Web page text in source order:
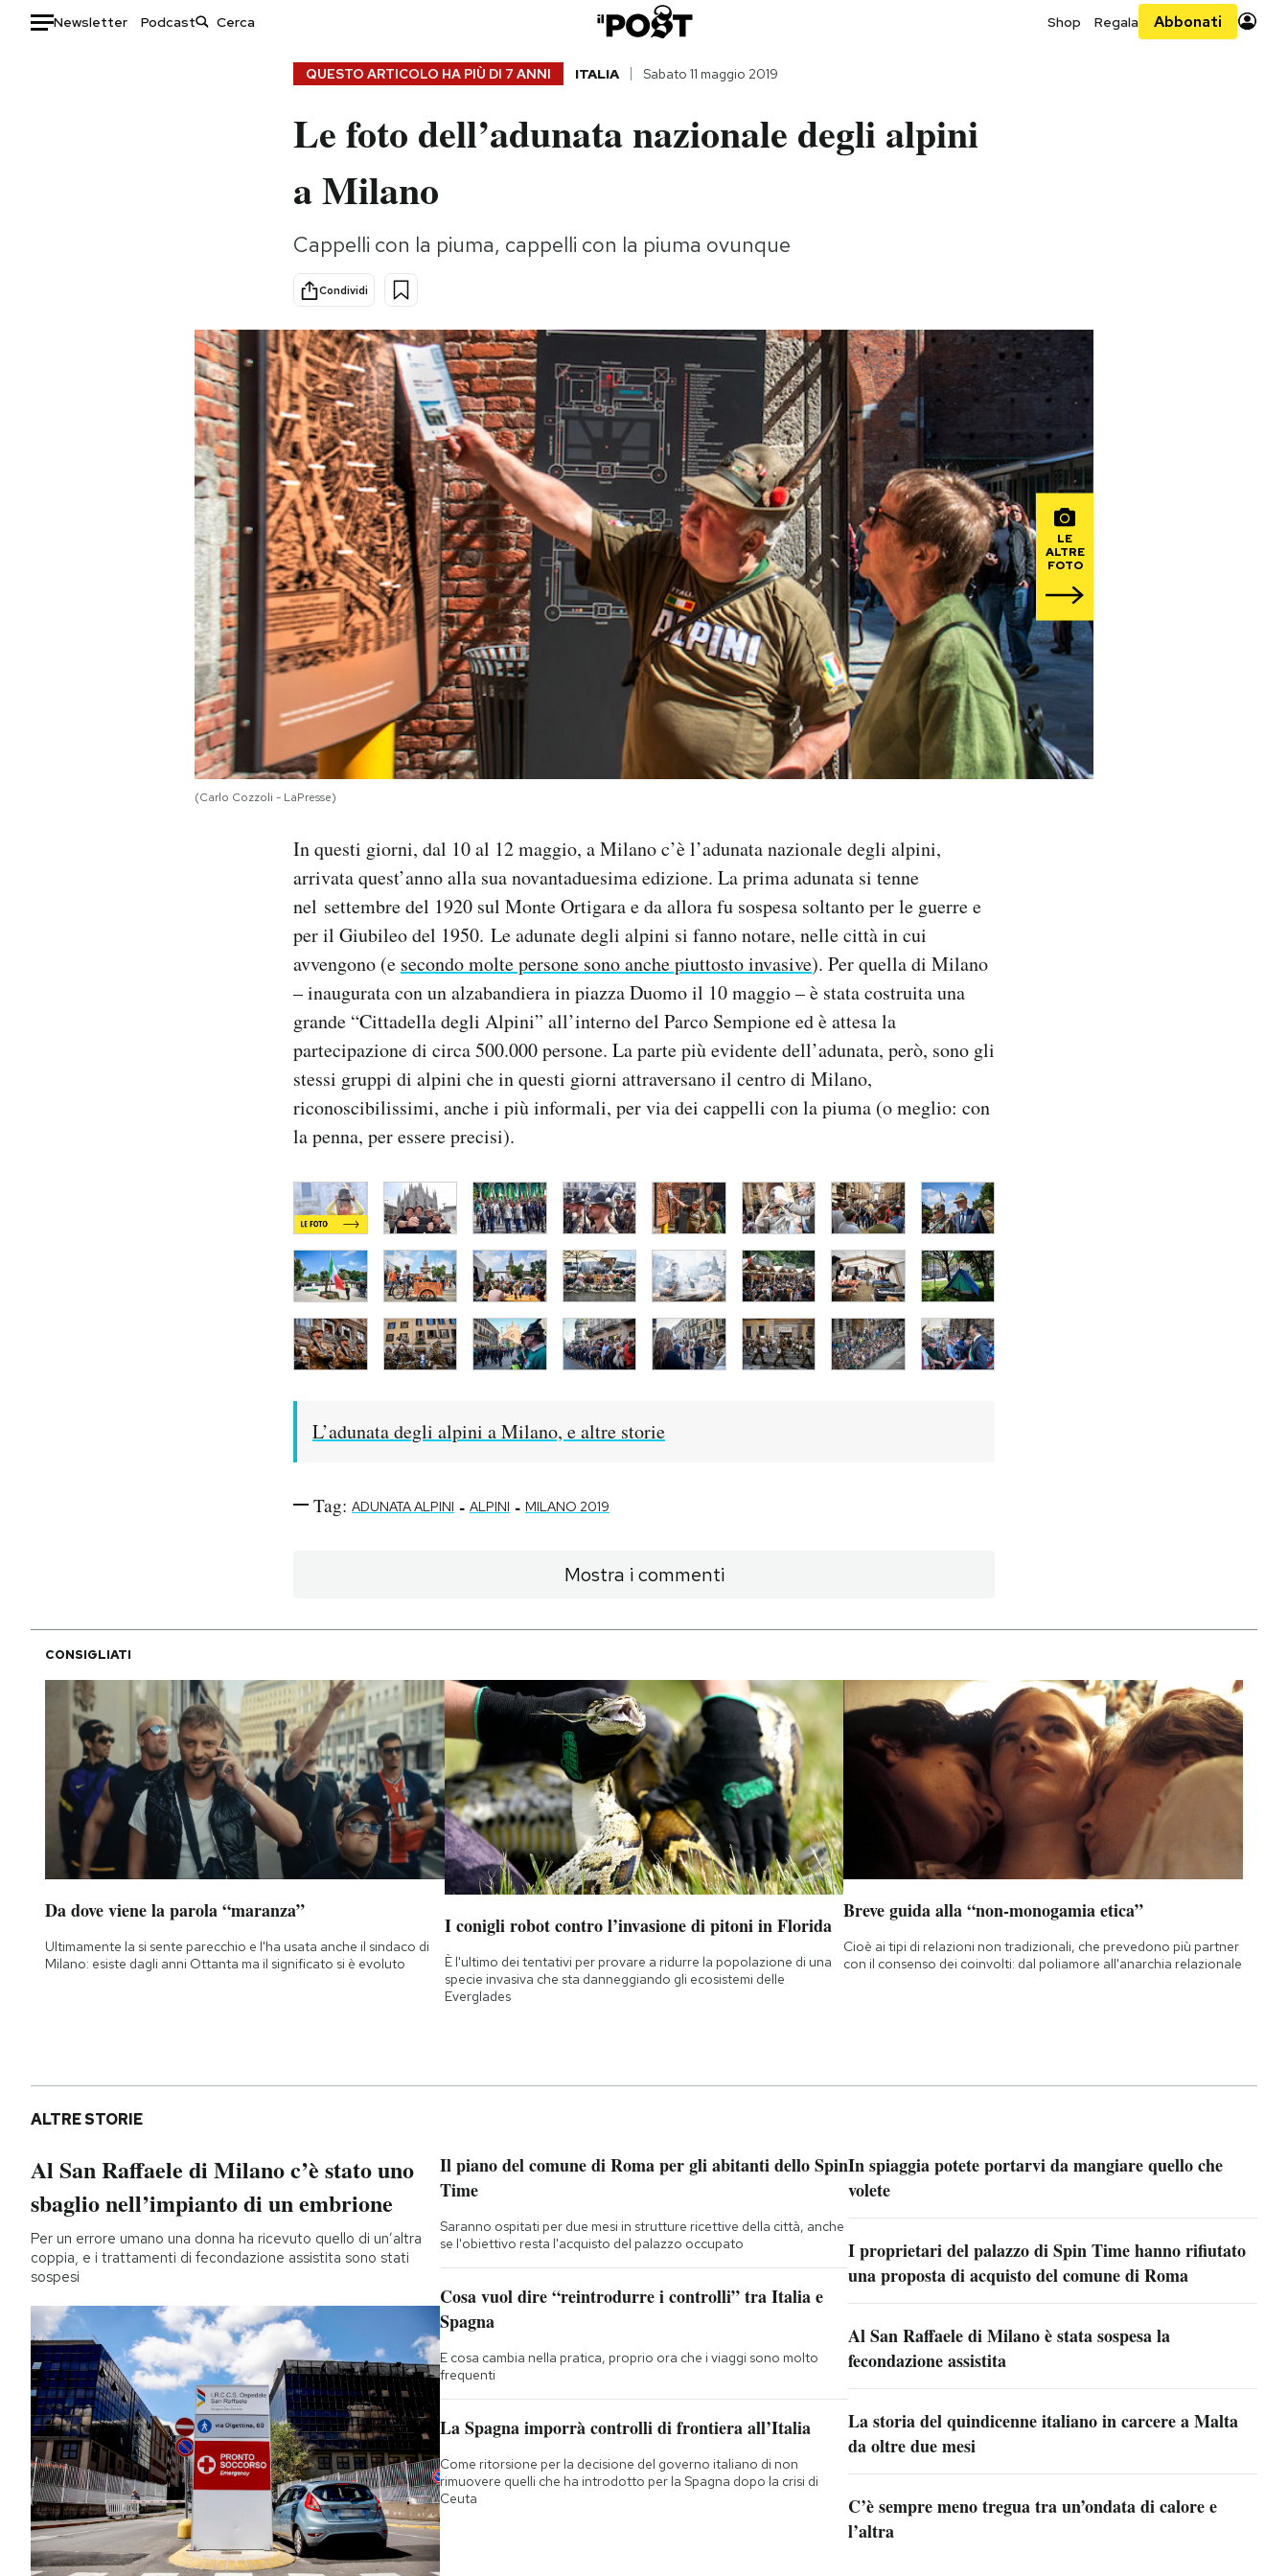
Newsletter Podcast Shop Regala Abbonati
Storie/Idee
Ok Boomer!
Europa
Altrecose
Mondiali calcio 2026
AREA PERSONALE
QUESTO ARTICOLO HA PIÙ DI 7 ANNI ITALIA Sabato 11 maggio 2019
Le foto dell’adunata nazionale degli alpini
a Milano
Cappelli con la piuma, cappelli con la piuma ovunque
Condividi
LE
ALTRE
FOTO
(Carlo Cozzoli - LaPresse)
In questi giorni, dal 10 al 12 maggio, a Milano c’è l’adunata nazionale degli alpini,
arrivata quest’anno alla sua novantaduesima edizione. La prima adunata si tenne
nel settembre del 1920 sul Monte Ortigara e da allora fu sospesa soltanto per le guerre e
per il Giubileo del 1950. Le adunate degli alpini si fanno notare, nelle città in cui
avvengono (e secondo molte persone sono anche piuttosto invasive). Per quella di Milano
– inaugurata con un alzabandiera in piazza Duomo il 10 maggio – è stata costruita una
grande “Cittadella degli Alpini” all’interno del Parco Sempione ed è attesa la
partecipazione di circa 500.000 persone. La parte più evidente dell’adunata, però, sono gli
stessi gruppi di alpini che in questi giorni attraversano il centro di Milano,
riconoscibilissimi, anche i più informali, per via dei cappelli con la piuma (o meglio: con
la penna, per essere precisi).
L’adunata degli alpini a Milano, e altre storie
Tag: ADUNATA ALPINI - ALPINI - MILANO 2019
Mostra i commenti
CONSIGLIATI
Da dove viene la parola “maranza”
Ultimamente la si sente parecchio e l'ha usata anche il sindaco di
Milano: esiste dagli anni Ottanta ma il significato si è evoluto
I conigli robot contro l’invasione di pitoni in Florida
È l'ultimo dei tentativi per provare a ridurre la popolazione di una
specie invasiva che sta danneggiando gli ecosistemi delle
Everglades
Breve guida alla “non-monogamia etica”
Cioè ai tipi di relazioni non tradizionali, che prevedono più partner
con il consenso dei coinvolti: dal poliamore all'anarchia relazionale
ALTRE STORIE
Al San Raffaele di Milano c’è stato uno
sbaglio nell’impianto di un embrione
Per un errore umano una donna ha ricevuto quello di un’altra
coppia, e i trattamenti di fecondazione assistita sono stati
sospesi
Il piano del comune di Roma per gli abitanti dello Spin
Time
Saranno ospitati per due mesi in strutture ricettive della città, anche
se l'obiettivo resta l'acquisto del palazzo occupato
Cosa vuol dire “reintrodurre i controlli” tra Italia e
Spagna
E cosa cambia nella pratica, proprio ora che i viaggi sono molto
frequenti
La Spagna imporrà controlli di frontiera all’Italia
Come ritorsione per la decisione del governo italiano di non
rimuovere quelli che ha introdotto per la Spagna dopo la crisi di
Ceuta
In spiaggia potete portarvi da mangiare quello che
volete
I proprietari del palazzo di Spin Time hanno rifiutato
una proposta di acquisto del comune di Roma
Al San Raffaele di Milano è stata sospesa la
fecondazione assistita
La storia del quindicenne italiano in carcere a Malta
da oltre due mesi
C’è sempre meno tregua tra un’ondata di calore e
l’altra